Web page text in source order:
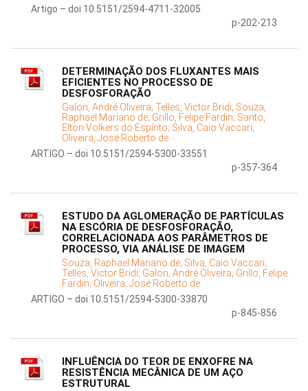
Artigo – doi 10.5151/2594-4711-32005
p-202-213
DETERMINAÇÃO DOS FLUXANTES MAIS
EFICIENTES NO PROCESSO DE
DESFOSFORAÇÃO
Galon, André Oliveira; Telles, Victor Bridi; Souza,
Raphael Mariano de; Grillo, Felipe Fardin; Santo,
Elton Volkers do Espírito; Silva, Caio Vaccari;
Oliveira, José Roberto de
ARTIGO – doi 10.5151/2594-5300-33551
p-357-364
ESTUDO DA AGLOMERAÇÃO DE PARTÍCULAS
NA ESCÓRIA DE DESFOSFORAÇÃO,
CORRELACIONADA AOS PARÂMETROS DE
PROCESSO, VIA ANÁLISE DE IMAGEM
Souza, Raphael Mariano de; Silva, Caio Vaccari;
Telles, Victor Bridi; Galon, André Oliveira; Grillo, Felipe
Fardin; Oliveira, José Roberto de
ARTIGO – doi 10.5151/2594-5300-33870
p-845-856
INFLUÊNCIA DO TEOR DE ENXOFRE NA
RESISTÊNCIA MECÂNICA DE UM AÇO
ESTRUTURAL